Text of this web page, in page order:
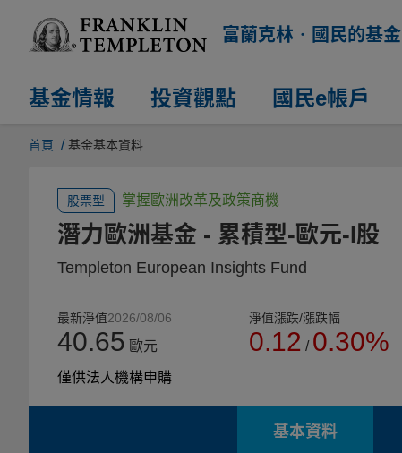
富蘭克林‧國民的基金
基金情報 投資觀點 國民e帳戶
首頁 / 基金基本資料
股票型 掌握歐洲改革及政策商機
潛力歐洲基金 - 累積型-歐元-I股
Templeton European Insights Fund
最新淨值2026/08/06
40.65 歐元
淨值漲跌/漲跌幅
0.12 / 0.30%
僅供法人機構申購
基本資料